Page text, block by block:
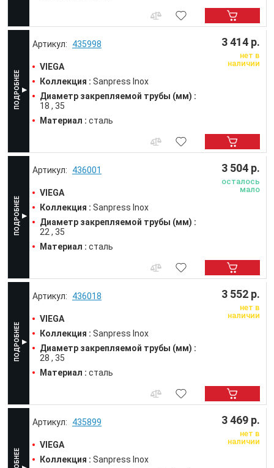
435998
VIEGA
Коллекция : Sanpress Inox
Диаметр закрепляемой трубы (мм) :
18
35
Материал : сталь
3 414 р.
нет в
наличии
436001
VIEGA
Коллекция : Sanpress Inox
Диаметр закрепляемой трубы (мм) :
22
35
Материал : сталь
3 504 р.
осталось
мало
436018
VIEGA
Коллекция : Sanpress Inox
Диаметр закрепляемой трубы (мм) :
28
35
Материал : сталь
3 552 р.
нет в
наличии
435899
VIEGA
Коллекция : Sanpress Inox
3 469 р.
нет в
наличии